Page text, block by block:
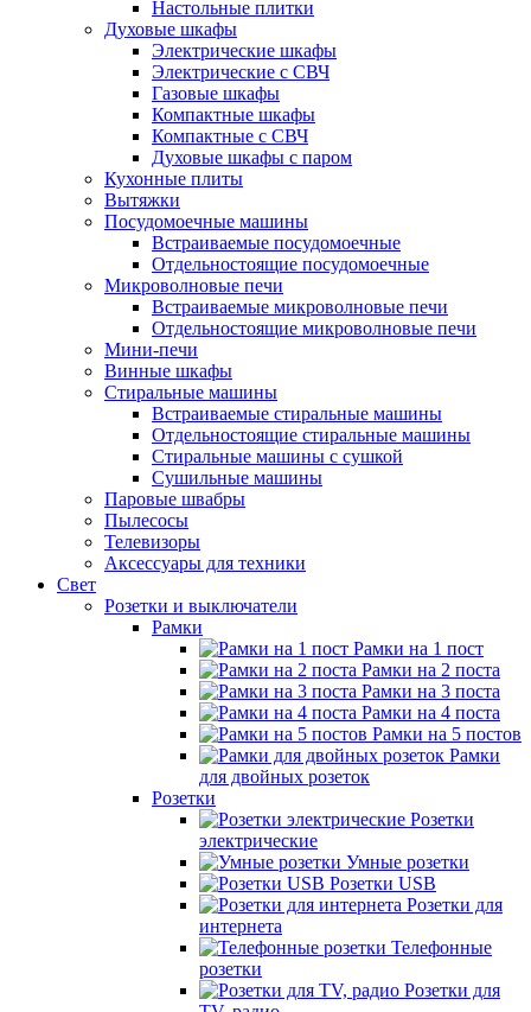
Настольные плитки
Духовые шкафы
Электрические шкафы
Электрические с СВЧ
Газовые шкафы
Компактные шкафы
Компактные с СВЧ
Духовые шкафы с паром
Кухонные плиты
Вытяжки
Посудомоечные машины
Встраиваемые посудомоечные
Отдельностоящие посудомоечные
Микроволновые печи
Встраиваемые микроволновые печи
Отдельностоящие микроволновые печи
Мини-печи
Винные шкафы
Стиральные машины
Встраиваемые стиральные машины
Отдельностоящие стиральные машины
Стиральные машины с сушкой
Сушильные машины
Паровые швабры
Пылесосы
Телевизоры
Аксессуары для техники
Свет
Розетки и выключатели
Рамки
Рамки на 1 пост
Рамки на 2 поста
Рамки на 3 поста
Рамки на 4 поста
Рамки на 5 постов
Рамки
для двойных розеток
Розетки
Розетки
электрические
Умные розетки
Розетки USB
Розетки для
интернета
Телефонные
розетки
Розетки для